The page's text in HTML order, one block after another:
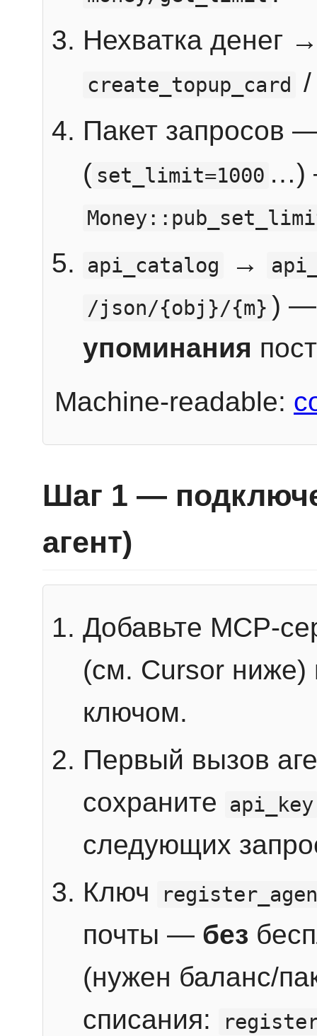
Нехватка денег
create_topup_card
Пакет запросов
( set_limit=1000 …)
api_catalog
→
/json/{obj}/{m} ) —
упоминания
Machine-readable:
Шаг 1 —
агент)
Добавьте MCP-
(см. Cursor ниже)
ключом.
Первый вызов
сохраните
api_key
следующих
Ключ
почты — без
(нужен баланс/
списания: